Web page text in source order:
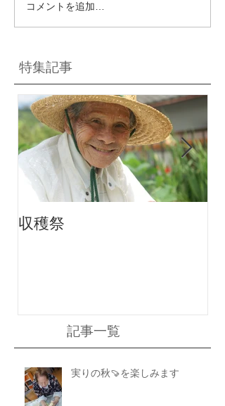
特集記事
記事一覧
コメントを追加…
収穫祭
実りの秋🍠を楽しみます